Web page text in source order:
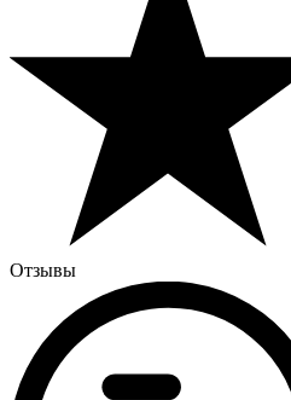
Отзывы